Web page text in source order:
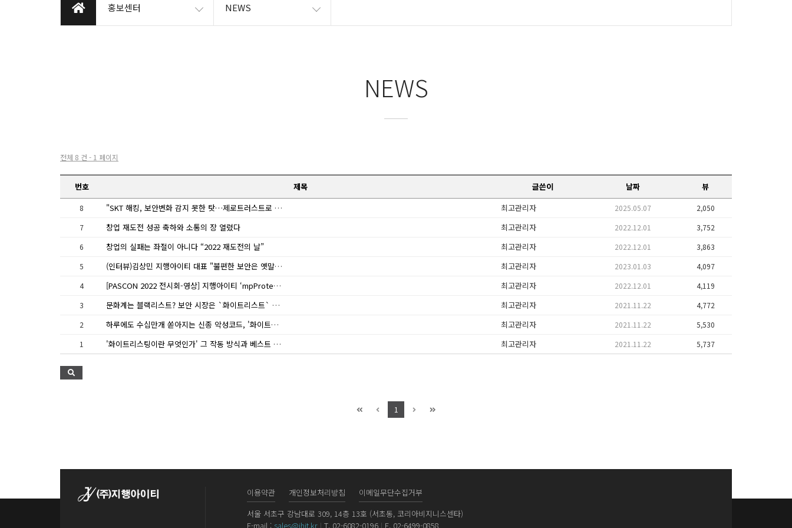
홍보센터 NEWS
NEWS
전체 8 건 - 1 페이지
번호 제목 글쓴이 날짜 뷰
8 "SKT 해킹, 보안변화 감지 못한 탓…제로트러스트로 변화 필요" 최고관리자 2025.05.07
2,050
7
창업 재도전 성공 축하와 소통의 장 열렸다 최고관리자 2022.12.01
3,752
6
창업의 실패는 좌절이 아니다 “2022 재도전의 날” 최고관리자 2022.12.01
3,863
5
(인터뷰)김상민 지행아이티 대표 "불편한 보안은 옛말, 자연스레 녹여야" 최고관리자 2023.01.03
4,097
4
[PASCON 2022 전시회-영상] 지행아이티 ‘mpProtect’, 신종 악성코드 사전예방 및 안정적 보… 최고관리자 2022.12.01
4,119
3
문화계는 블랙리스트? 보안 시장은 `화이트리스트` 주목 최고관리자 2021.11.22
4,772
2
하루에도 수십만개 쏟아지는 신종 악성코드, '화이트리스트' 보안 재조명 최고관리자 2021.11.22
5,530
1
'화이트리스팅이란 무엇인가' 그 작동 방식과 베스트 프랙티스 최고관리자 2021.11.22 5,737
1
이용약관 개인정보처리방침
이메일무단수집거부
서울 서초구 강남대로 309, 14층 13호 (서초동, 코리아비지니스센타)
E-mail : sales@jhit.kr | T. 02-6082-0196 | F. 02-6499-0858